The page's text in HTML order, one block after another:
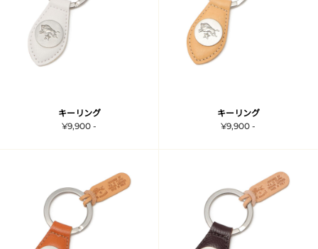
キーリング
¥9,900 -
キーリング
¥9,900 -